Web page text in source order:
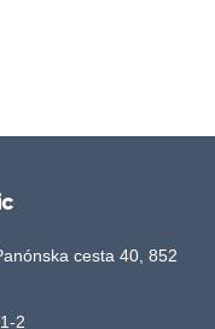
cesta 40, 852
2